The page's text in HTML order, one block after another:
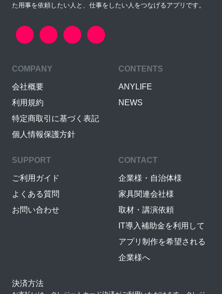
た用事を依頼したい人と、仕事をしたい人をつなげるアプリです。
COMPANY
会社概要
利用規約
特定商取引に基づく表記
個人情報保護方針
CONTENTS
ANYLIFE
NEWS
SUPPORT
ご利用ガイド
よくある質問
お問い合わせ
CONTACT
企業様・自治体様
家具関連会社様
取材・講演依頼
IT導入補助金を利用して
アプリ制作を希望される
企業様へ
決済方法